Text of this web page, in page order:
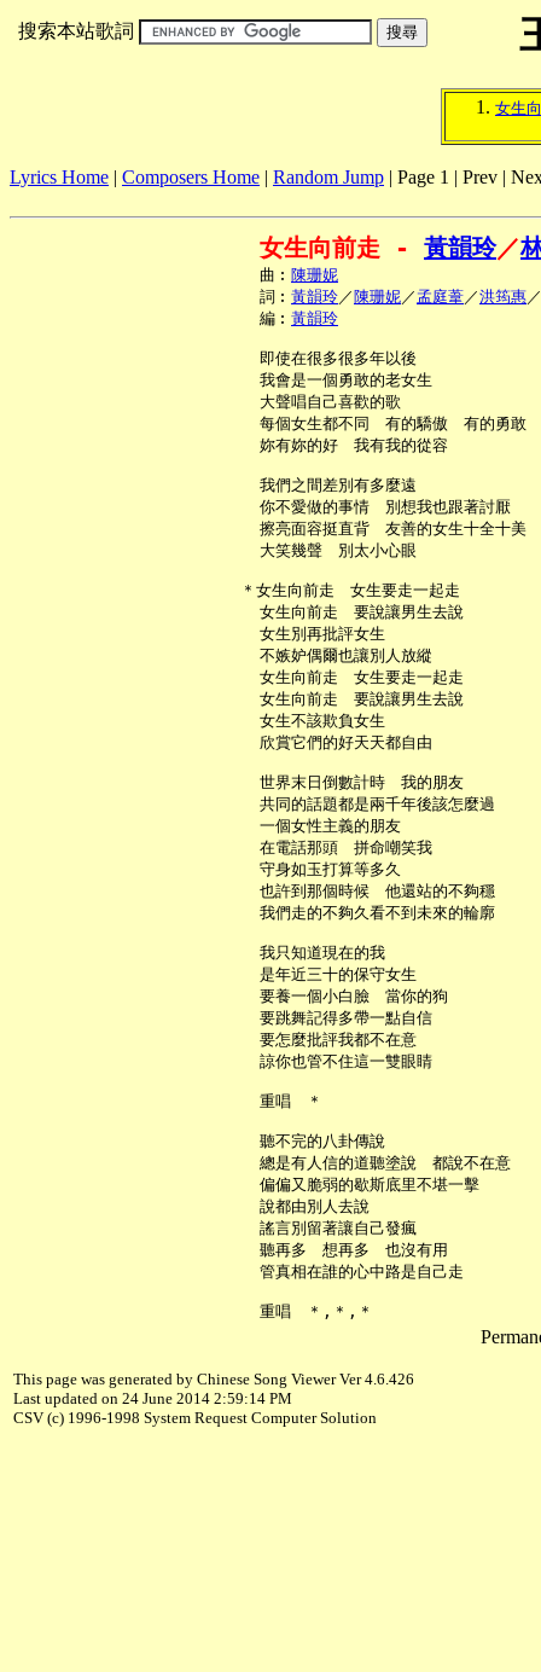
搜索本站歌詞
女生
Lyrics Home | Composers Home | Random Jump | Page 1 | Prev |
女生向前走 - 黃韻玲／
     曲︰
陳珊妮
     詞︰
黃韻玲／ 陳珊妮／孟庭葦／洪筠惠
     編︰
黃韻玲
     即使在很多很多年以後
     我會是一個勇敢的老女生
     大聲唱自己喜歡的歌
     每個女生都不同　有的驕傲　有的勇敢
     妳有妳的好　我有我的從容
     我們之間差別有多麼遠
     你不愛做的事情　別想我也跟著討厭
     擦亮面容挺直背　友善的女生十全十美
     大笑幾聲　別太小心眼
   ＊女生向前走　女生要走一起走
     女生向前走　要說讓男生去說
     女生別再批評女生
     不嫉妒偶爾也讓別人放縱
     女生向前走　女生要走一起走
     女生向前走　要說讓男生去說
     女生不該欺負女生
     欣賞它們的好天天都自由
     世界末日倒數計時　我的朋友
     共同的話題都是兩千年後該怎麼過
     一個女性主義的朋友
     在電話那頭　拼命嘲笑我
     守身如玉打算等多久
     也許到那個時候　他還站的不夠穩
     我們走的不夠久看不到未來的輪廓
     我只知道現在的我
     是年近三十的保守女生
     要養一個小白臉　當你的狗
     要跳舞記得多帶一點自信
     要怎麼批評我都不在意
     諒你也管不住這一雙眼睛
     重唱　＊
     聽不完的八卦傳說
     總是有人信的道聽塗說　都說不在意
     偏偏又脆弱的歇斯底里不堪一擊
     說都由別人去說
     謠言別留著讓自己發瘋
     聽再多　想再多　也沒有用
     管真相在誰的心中路是自己走
This page was generated by Chinese Song Viewer Ver 4.6.426
Last updated on 24 June 2014 2:59:14 PM
CSV (c) 1996-1998 System Request Computer Solution